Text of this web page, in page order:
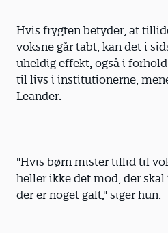
Hvis frygten betyder, at
voksne går tabt, kan det i
uheldig effekt, også i
til livs i institutionerne,
Leander.
"Hvis børn mister tillid til
heller ikke det mod, der
der er noget galt," siger hun.